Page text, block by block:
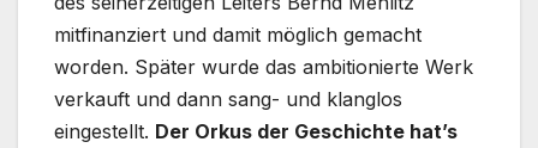
mitfinanziert und damit möglich gemacht
worden. Später wurde das ambitionierte Werk
verkauft und dann sang- und klanglos
eingestellt. Der Orkus der Geschichte hat’s